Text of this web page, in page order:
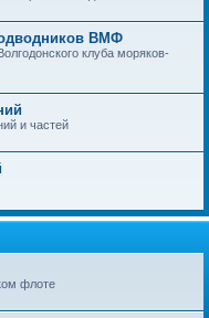
ВМФ
клуба моряков-
и частей
флоте